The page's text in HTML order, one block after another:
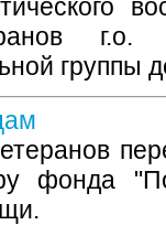
г.о.
группы
фонда